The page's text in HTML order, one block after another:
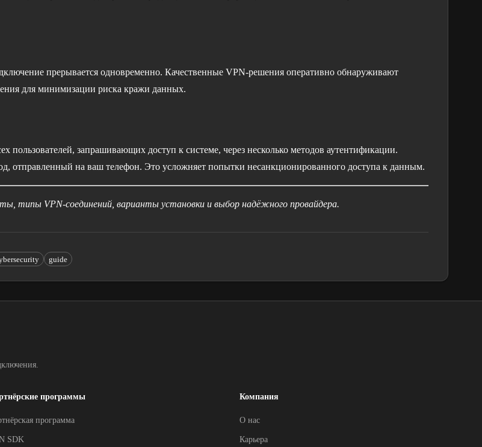
прерывается одновременно. Качественные VPN-решения оперативно обнаруживают
для минимизации риска кражи данных.
запрашивающих доступ к системе, через несколько методов аутентификации.
отправленный на ваш телефон. Это усложняет попытки несанкционированного доступа к данным.
типы VPN-соединений, варианты установки и выбор надёжного провайдера.
guide
программы
программа
SDK
Компания
О нас
Карьера